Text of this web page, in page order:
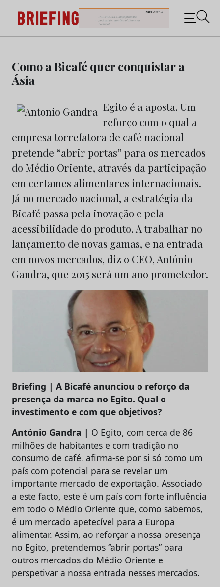
content
Briefing: Todas as notícias sobre os negócios do
Marketing e da Publicidade
Como a Bicafé quer conquistar a
Ásia
Egito é a aposta. Um
reforço com o qual a
empresa torrefatora de café nacional
pretende “abrir portas” para os mercados
do Médio Oriente, através da participação
em certames alimentares internacionais.
Já no mercado nacional, a estratégia da
Bicafé passa pela inovação e pela
acessibilidade do produto. A trabalhar no
lançamento de novas gamas, e na entrada
em novos mercados, diz o CEO, António
Gandra, que 2015 será um ano prometedor.
Briefing | A Bicafé anunciou o reforço da
presença da marca no Egito. Qual o
investimento e com que objetivos?
António Gandra | O Egito, com cerca de 86
milhões de habitantes e com tradição no
consumo de café, afirma-se por si só como um
país com potencial para se revelar um
importante mercado de exportação. Associado
a este facto, este é um país com forte influência
em todo o Médio Oriente que, como sabemos,
é um mercado apetecível para a Europa
alimentar. Assim, ao reforçar a nossa presença
no Egito, pretendemos “abrir portas” para
outros mercados do Médio Oriente e
perspetivar a nossa entrada nesses mercados.